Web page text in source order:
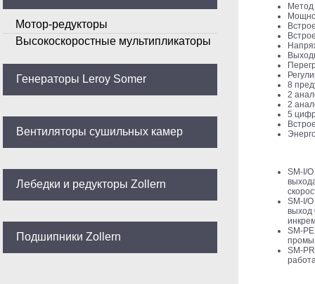
Метод
8
2
2
5
SM-I/
SM-I/
выход
SM-
SM-
Мотор-редукторы
Высокоскоростные мультипликаторы
Генераторы Leroy Somer
Вентиляторы сушильных камер
Лебедки и редукторы Zollern
Подшипники Zollern